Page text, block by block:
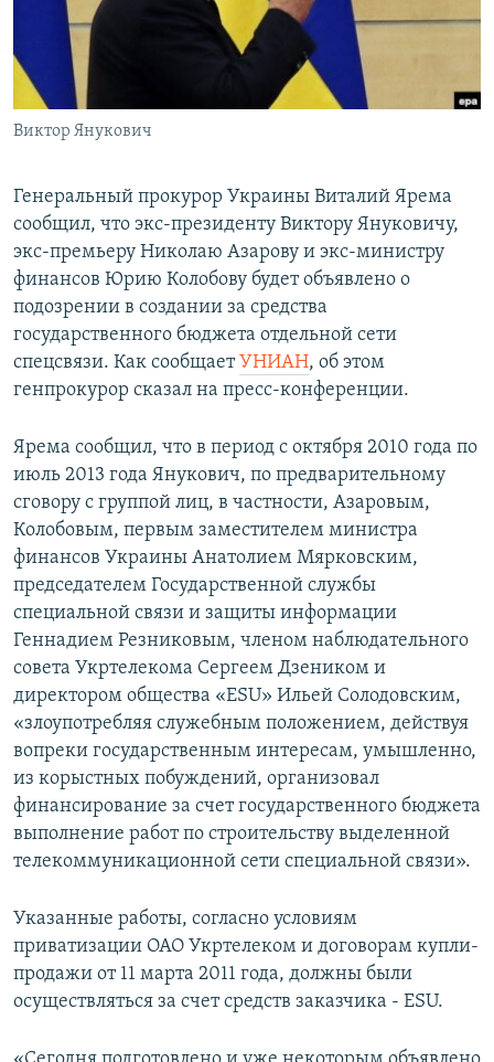
ПОБЕДИТЕЛЕЙ НЕ СУДЯТ?
КРЫМ.НЕПОКОРЕННЫЙ
ELIFBE
УКРАИНСКАЯ ПРОБЛЕМА КРЫМА
ПРИСОЕДИНЯЙТЕСЬ!
Виктор Янукович
Генеральный прокурор Украины Виталий Ярема
сообщил, что экс-президенту Виктору Януковичу,
экс-премьеру Николаю Азарову и экс-министру
финансов Юрию Колобову будет объявлено о
подозрении в создании за средства
государственного бюджета отдельной сети
спецсвязи. Как сообщает УНИАН, об этом
генпрокурор сказал на пресс-конференции.
Ярема сообщил, что в период с октября 2010 года по
июль 2013 года Янукович, по предварительному
сговору с группой лиц, в частности, Азаровым,
Колобовым, первым заместителем министра
финансов Украины Анатолием Мярковским,
председателем Государственной службы
специальной связи и защиты информации
Геннадием Резниковым, членом наблюдательного
совета Укртелекома Сергеем Дзеником и
директором общества «ESU» Ильей Солодовским,
«злоупотребляя служебным положением, действуя
вопреки государственным интересам, умышленно,
из корыстных побуждений, организовал
финансирование за счет государственного бюджета
выполнение работ по строительству выделенной
телекоммуникационной сети специальной связи».
Указанные работы, согласно условиям
приватизации ОАО Укртелеком и договорам купли-
продажи от 11 марта 2011 года, должны были
осуществляться за счет средств заказчика - ESU.